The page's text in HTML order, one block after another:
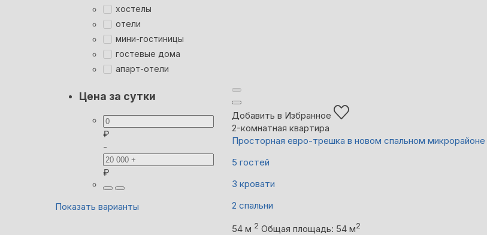
хостелы
отели
мини-гостиницы
гостевые дома
апарт-отели
Цена за сутки
₽
-
₽
Показать варианты
Добавить в Избранное
2-комнатная квартира
Просторная евро-трешка в новом спальном
5 гостей
3 кровати
2 спальни
54 м 2 Общая площадь: 54 м2